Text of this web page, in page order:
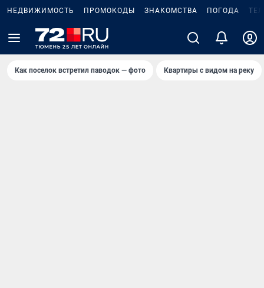
НЕДВИЖИМОСТЬ ПРОМОКОДЫ ЗНАКОМСТВА ПОГОДА
Как поселок встретил паводок — фото Квартиры с видом на реку